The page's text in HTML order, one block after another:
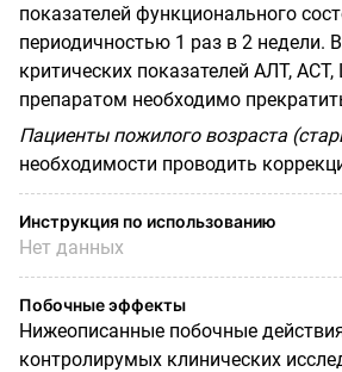
показателей функционального
периодичностью 1 раз в 2 недели.
критических показателей АЛТ, ACT,
препаратом необходимо
Пациенты пожилого возраста
необходимости проводить
Инструкция по использованию
Нет данных
Побочные эффекты
Нижеописанные побочные
контролирумых клинических